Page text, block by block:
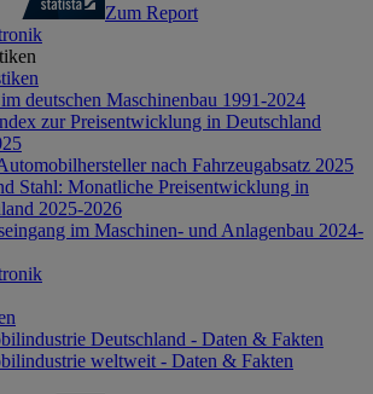
Zum Report
deutschen Maschinenbau 1991-2024
zur Preisentwicklung in Deutschland
nach Fahrzeugabsatz 2025
Stahl: Monatliche Preisentwicklung in
2025-2026
im Maschinen- und Anlagenbau 2024-
Deutschland - Daten & Fakten
weltweit - Daten & Fakten